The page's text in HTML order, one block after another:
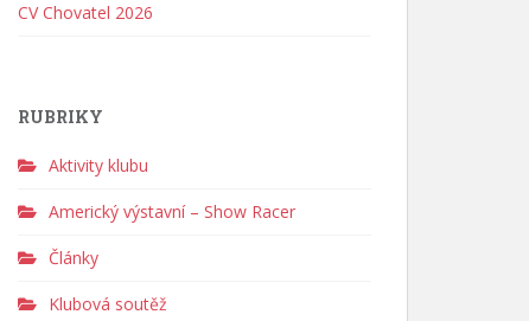
CV Chovatel 2026
RUBRIKY
Aktivity klubu
Americký výstavní – Show Racer
Články
Klubová soutěž